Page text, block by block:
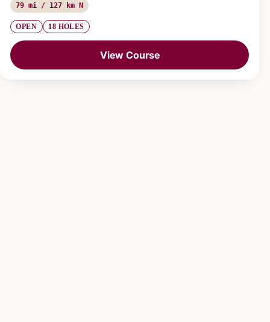
79 mi / 127 km N
OPEN 18 HOLES
View Course